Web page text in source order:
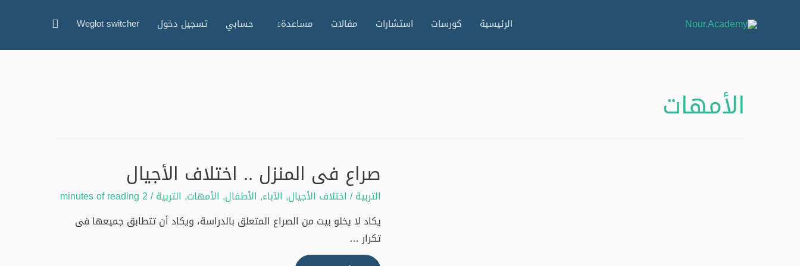
الرئيسية كورسات استشارات مقالات مساعدة حسابي تسجيل دخول Weglot switcher البحث
الأمهات
صراع فى المنزل .. اختلاف الأجيال
التربية/ اختلاف الأجيال, الآباء, الأطفال, الأمهات, التربية/
2 minutes of reading
يكاد لا يخلو بيت من الصراع المتعلق بالدراسة، ويكاد أن تتطابق جميعها فى
تكرار …